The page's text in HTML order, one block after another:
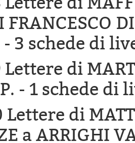
FRANCESCO
- 3 schede di
Lettere di
- 1 schede di
Lettere di
a ARRIGHI